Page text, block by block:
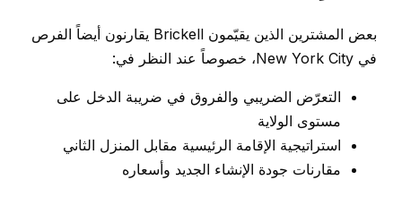
بعض المشترين الذين يقيّمون Brickell يقارنون أيضاً الفرص
في New York City، خصوصاً عند النظر في:
التعرّض الضريبي والفروق في ضريبة الدخل على
مستوى الولاية
استراتيجية الإقامة الرئيسية مقابل المنزل الثاني
مقارنات جودة الإنشاء الجديد وأسعاره